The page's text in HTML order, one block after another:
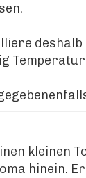
deshalb
kleinen
hinein.